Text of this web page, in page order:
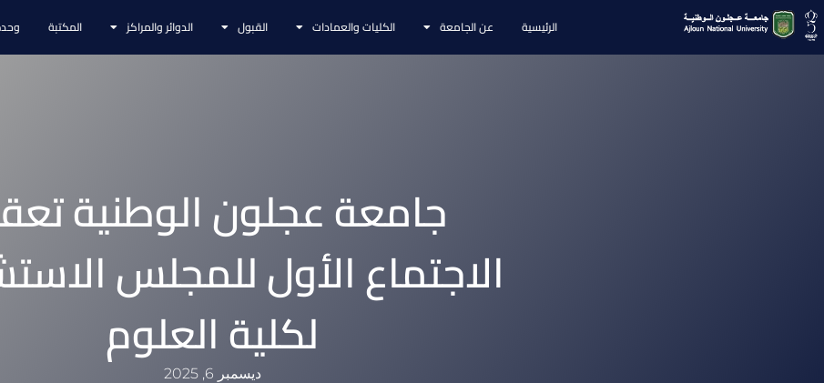
الرئيسية عن الجامعة الكليات والعمادات القبول الدوائر والمراكز المكتبة
جامعة عجلون الوطنية
الاجتماع الأول للمجلس
لكلية العلوم
ديسمبر 6, 2025